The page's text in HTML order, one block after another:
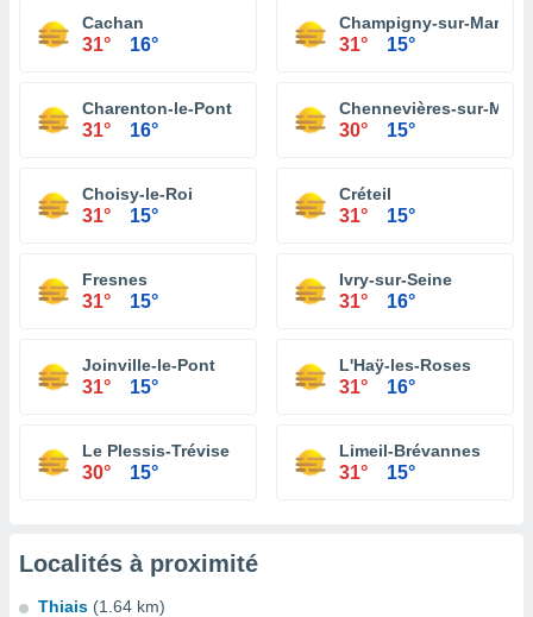
Cachan
31° 16°
Champigny-sur-Marne
31° 15°
Charenton-le-Pont
31° 16°
Chennevières-sur-
30° 15°
Choisy-le-Roi
31° 15°
Créteil
31° 15°
Fresnes
31° 15°
Ivry-sur-Seine
31° 16°
Joinville-le-Pont
31° 15°
L'Haÿ-les-Roses
31° 16°
Le Plessis-Trévise
30° 15°
Limeil-Brévannes
31° 15°
Localités à proximité
Thiais (1.64 km)